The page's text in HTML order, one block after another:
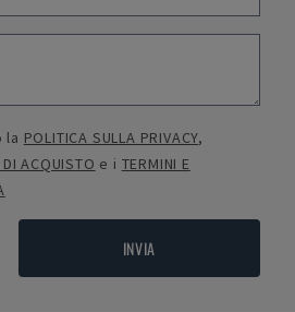
la POLITICA SULLA PRIVACY,
ACQUISTO e i TERMINI E
INVIA